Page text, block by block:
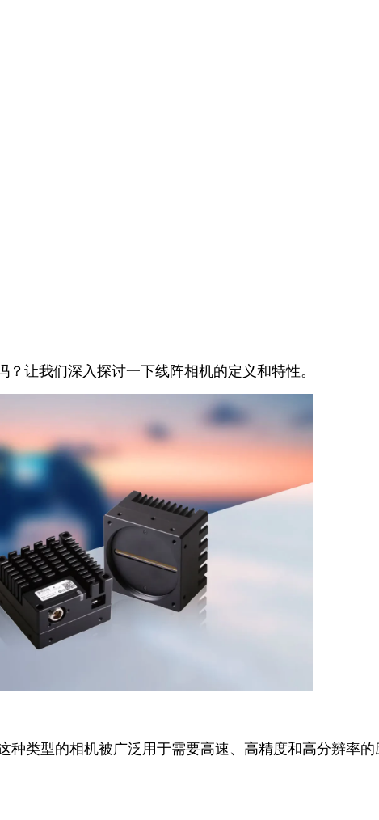
让我们深入探讨一下线阵相机的定义和特性。
型的相机被广泛用于需要高速、高精度和高分辨率的